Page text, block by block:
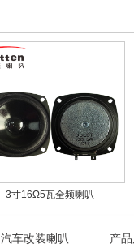
3寸16Ω5瓦全频喇叭
汽车改装喇叭 产